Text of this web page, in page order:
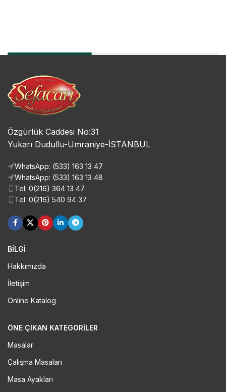
Özgürlük Caddesi No:31
Yukarı Dudullu-Ümraniye-İSTANBUL
WhatsApp: (533) 163 13 47
WhatsApp: (533) 163 13 48
Tel: 0(216) 364 13 47
Tel: 0(216) 540 94 37
BİLGİ
Hakkımızda
İletişim
Online Katalog
ÖNE ÇIKAN KATEGORILER
Masalar
Çalışma Masaları
Masa Ayakları